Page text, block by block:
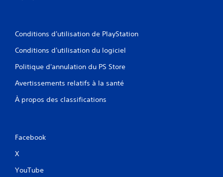
Conditions d'utilisation de PlayStation
Conditions d'utilisation du logiciel
Politique d'annulation du PS Store
Avertissements relatifs à la santé
À propos des classifications
Facebook
X
YouTube